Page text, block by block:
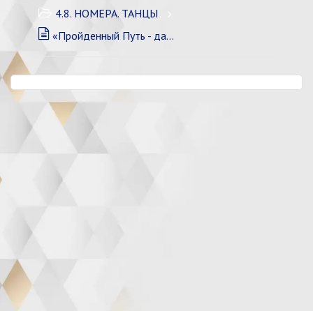
4.8. НОМЕРА. ТАНЦЫ
«Пройденный Путь - даёт нам силы»_Танец_Систем Шоу